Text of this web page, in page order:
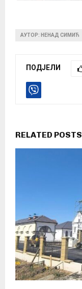
АУТОР: НЕНАД СИМИЋ
ПОДЈЕЛИ
RELATED POSTS